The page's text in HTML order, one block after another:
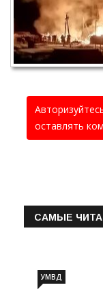
оставлять
САМЫЕ
УМВД